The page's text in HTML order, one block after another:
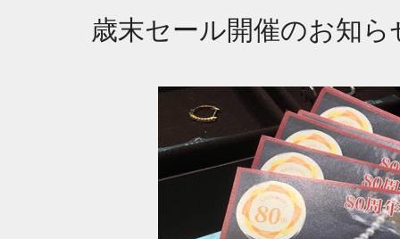
歳末セール開催のお知ら